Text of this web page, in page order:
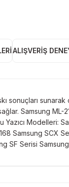
ALIŞVERIŞ
sonuçları
Samsung ML-
Modelleri:
Samsung
SF Serisi